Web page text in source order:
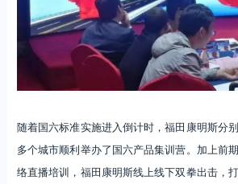
随着国六标准实施进入倒计时，福田康明斯分
多个城市顺利举办了国六产品集训营。加上前
络直播培训，福田康明斯线上线下双拳出击，